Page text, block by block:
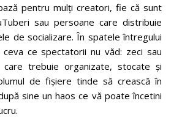
pentru mulți creatori, fie că sunt
sau persoane care distribuie
de socializare. În spatele întregului
ce spectatorii nu văd: zeci sau
trebuie organizate, stocate și
de fișiere tinde să crească în
sine un haos ce vă poate încetini